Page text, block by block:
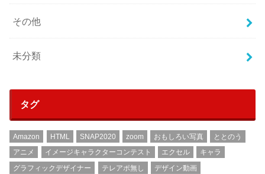
その他
未分類
タグ
Amazon HTML SNAP2020 zoom おもしろい写真
ととのう
アニメ
イメージキャラクターコンテスト エクセル
キャラ
グラフィックデザイナー
テレアポ無し
デザイン動画